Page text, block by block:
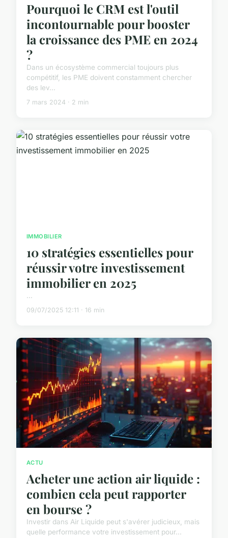
Pourquoi le CRM est l'outil
incontournable pour booster
la croissance des PME en 2024
?
Dans un écosystème commercial toujours plus
compétitif, les PME doivent constamment chercher
des lev...
7 mars 2024 · 2 min
IMMOBILIER
10 stratégies essentielles pour
réussir votre investissement
immobilier en 2025
...
09/07/2025 12:11 · 16 min
ACTU
Acheter une action air liquide :
combien cela peut rapporter
en bourse ?
Investir dans Air Liquide peut s'avérer judicieux, mais
quelle performance votre investissement pour...